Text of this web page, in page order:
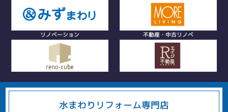
リノベーション 不動産・中古リノベ
水まわりリフォーム専門店